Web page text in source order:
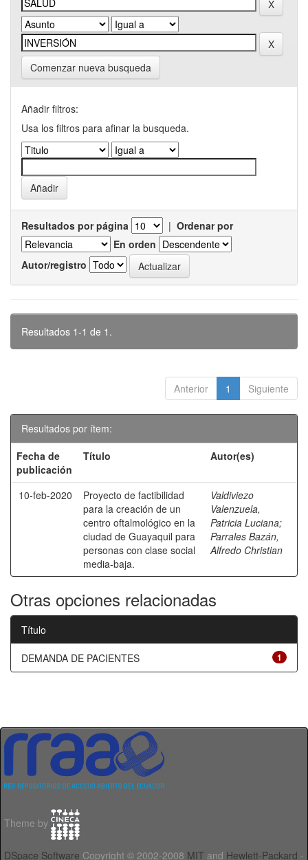
Comenzar nueva busqueda
Añadir filtros:
Usa los filtros para afinar la busqueda.
Resultados por página | Ordenar por
En orden
Autor/registro
Resultados 1-1 de 1.
Anterior 1 Siguiente
Resultados por ítem:
Fecha de
publicación
Título Autor(es)
10-feb-2020
Proyecto de factibilidad
para la creación de un
centro oftalmológico en la
ciudad de Guayaquil para
personas con clase social
media-baja.
Valdiviezo
Valenzuela,
Patricia Luciana;
Parrales Bazán,
Alfredo Christian
Otras opciones relacionadas
Título
1
DEMANDA DE PACIENTES
Theme by
DSpace Software Copyright © 2002-2008 MIT and Hewlett-Packard -